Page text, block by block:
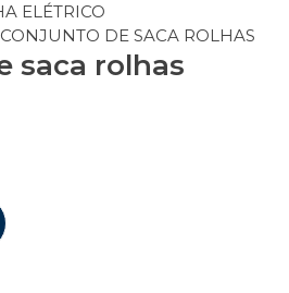
ELÉTRICO
DE SACA ROLHAS
saca rolhas